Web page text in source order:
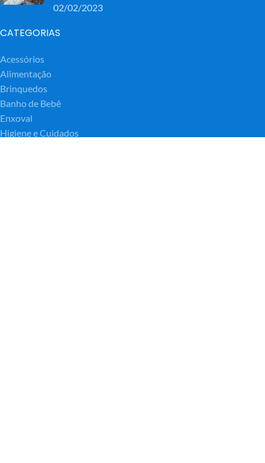
02/02/2023
CATEGORIAS
Acessórios
Alimentação
Brinquedos
Banho de Bebê
Enxoval
Higiene e Cuidados